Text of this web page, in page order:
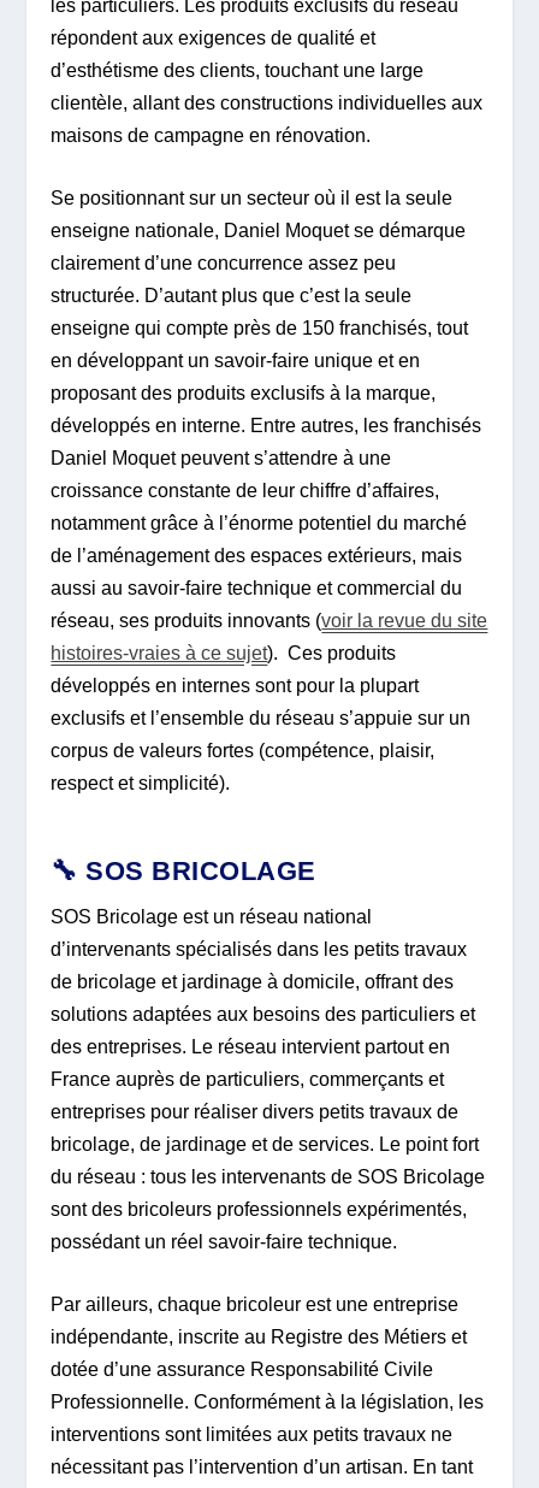
les particuliers. Les produits exclusifs du réseau
répondent aux exigences de qualité et
d’esthétisme des clients, touchant une large
clientèle, allant des constructions individuelles aux
maisons de campagne en rénovation.
Se positionnant sur un secteur où il est la seule
enseigne nationale, Daniel Moquet se démarque
clairement d’une concurrence assez peu
structurée. D’autant plus que c’est la seule
enseigne qui compte près de 150 franchisés, tout
en développant un savoir-faire unique et en
proposant des produits exclusifs à la marque,
développés en interne. Entre autres, les franchisés
Daniel Moquet peuvent s’attendre à une
croissance constante de leur chiffre d’affaires,
notamment grâce à l’énorme potentiel du marché
de l’aménagement des espaces extérieurs, mais
aussi au savoir-faire technique et commercial du
réseau, ses produits innovants (voir la revue du site
histoires-vraies à ce sujet). Ces produits
développés en internes sont pour la plupart
exclusifs et l’ensemble du réseau s’appuie sur un
corpus de valeurs fortes (compétence, plaisir,
respect et simplicité).
🔧 SOS BRICOLAGE
SOS Bricolage est un réseau national
d’intervenants spécialisés dans les petits travaux
de bricolage et jardinage à domicile, offrant des
solutions adaptées aux besoins des particuliers et
des entreprises. Le réseau intervient partout en
France auprès de particuliers, commerçants et
entreprises pour réaliser divers petits travaux de
bricolage, de jardinage et de services. Le point fort
du réseau : tous les intervenants de SOS Bricolage
sont des bricoleurs professionnels expérimentés,
possédant un réel savoir-faire technique.
Par ailleurs, chaque bricoleur est une entreprise
indépendante, inscrite au Registre des Métiers et
dotée d’une assurance Responsabilité Civile
Professionnelle. Conformément à la législation, les
interventions sont limitées aux petits travaux ne
nécessitant pas l’intervention d’un artisan. En tant